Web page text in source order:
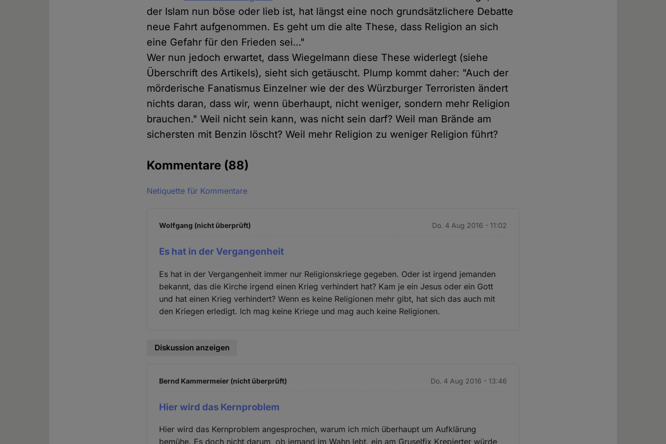
der Islam nun böse oder lieb ist, hat längst eine noch grundsätzlichere Debatte
neue Fahrt aufgenommen. Es geht um die alte These, dass Religion an sich
eine Gefahr für den Frieden sei…"
Wer nun jedoch erwartet, dass Wiegelmann diese These widerlegt (siehe
Überschrift des Artikels), sieht sich getäuscht. Plump kommt daher: "Auch der
mörderische Fanatismus Einzelner wie der des Würzburger Terroristen ändert
nichts daran, dass wir, wenn überhaupt, nicht weniger, sondern mehr Religion
brauchen." Weil nicht sein kann, was nicht sein darf? Weil man Brände am
sichersten mit Benzin löscht? Weil mehr Religion zu weniger Religion führt?
Kommentare (88)
Netiquette für Kommentare
Wolfgang (nicht überprüft) Do. 4 Aug 2016 - 11:02
Es hat in der Vergangenheit
Es hat in der Vergangenheit immer nur Religionskriege gegeben. Oder ist irgend jemanden
bekannt, das die Kirche irgend einen Krieg verhindert hat? Kam je ein Jesus oder ein Gott
und hat einen Krieg verhindert? Wenn es keine Religionen mehr gibt, hat sich das auch mit
den Kriegen erledigt. Ich mag keine Kriege und mag auch keine Religionen.
Diskussion anzeigen
Bernd Kammermeier (nicht überprüft) Do. 4 Aug 2016 - 13:46
Hier wird das Kernproblem
Hier wird das Kernproblem angesprochen, warum ich mich überhaupt um Aufklärung
bemühe. Es doch nicht darum, ob jemand im Wahn lebt, ein am Gruselfix Krepierter würde